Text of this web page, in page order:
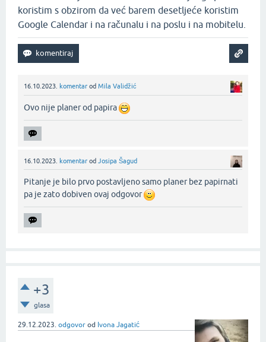
koristim s obzirom da već barem desetljeće koristim
Google Calendar i na računalu i na poslu i na mobitelu.
16.10.2023. komentar od Mila Validžić
Ovo nije planer od papira
16.10.2023. komentar od Josipa Šagud
Pitanje je bilo prvo postavljeno samo planer bez papirnati
pa je zato dobiven ovaj odgovor
+3
glasa
29.12.2023. odgovor od Ivona Jagatić